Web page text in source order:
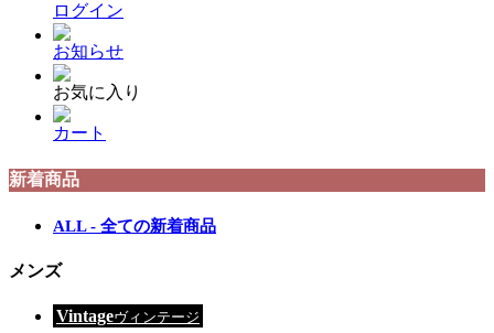
ログイン
お知らせ
お気に入り
カート
新着商品
ALL - 全ての新着商品
メンズ
Vintageヴィンテージ